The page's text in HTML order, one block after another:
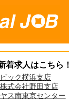
着求人はこちら！
ック横浜支店
式会社野田支店
ス南東京センター